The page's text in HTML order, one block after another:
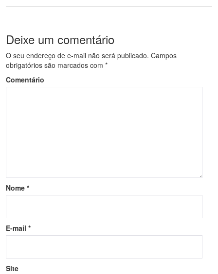
Deixe um comentário
O seu endereço de e-mail não será publicado. Campos
obrigatórios são marcados com *
Comentário
Nome *
E-mail *
Site